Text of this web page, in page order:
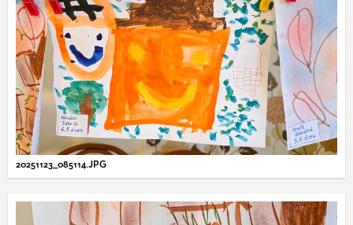
20251123_085114.JPG